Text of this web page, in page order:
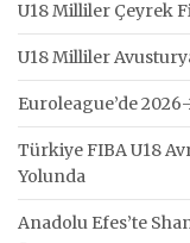
U18 Milliler Çeyrek
U18 Milliler
Euroleague’de
Türkiye FIBA U18
Yolunda
Anadolu Efes’te